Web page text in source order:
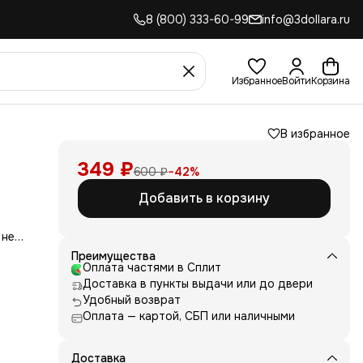
8 (800) 333-60-99 info@3dollara.ru
ИзбранноеВойтиКорзина
В избранное
349 ₽600 ₽−42%
Добавить в корзину
Преимущества
Оплата частями в Сплит
Доставка в пункты выдачи или до двери
Удобный возврат
Оплата — картой, СБП или наличными
Доставка